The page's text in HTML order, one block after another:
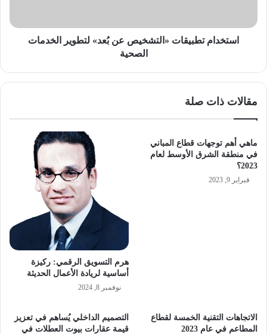
استخدام تطبيقات «التشخيص عن بُعد» لتطوير الخدمات
الصحية
مقالات ذات صلة
ماهي أهم توجهات قطاع المباني
في منطقة الشرق الأوسط لعام
2023؟
فبراير 9, 2023
هرم التسويق الرقمي: ركيزة
أساسية لريادة الأعمال الحديثة
نوفمبر 8, 2024
الاتجاهات التقنية الخمسة لقطاع
المطاعم في عام 2023
التصميم الداخلي يُساهم في تعزيز
قيمة عقارات بيوت العطلات في